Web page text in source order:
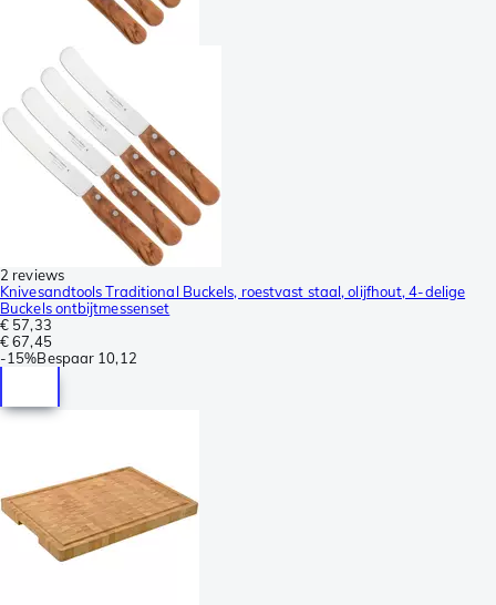
2 reviews
Knivesandtools Traditional Buckels, roestvast staal, olijfhout, 4-delige
Buckels ontbijtmessenset
€ 57,33
€ 67,45
-15%Bespaar 10,12